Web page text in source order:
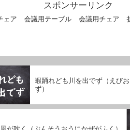
スポンサーリンク
ェア 会議用テーブル 会議用チェア
蝦踊れども川を出でず（えび
ず）